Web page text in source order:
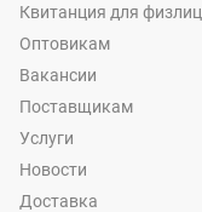
Квитанция для физлиц
Оптовикам
Вакансии
Поставщикам
Услуги
Новости
Доставка